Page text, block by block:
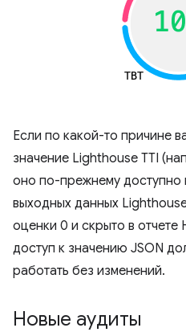
Если по какой-то причине
значение Lighthouse TTI
оно по-прежнему доступно
выходных данных
оценки 0 и скрыто в
доступ к значению JSON
работать без изменений.
Новые аудиты